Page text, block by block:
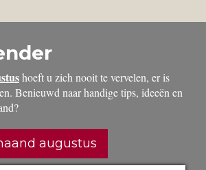
hoeft u zich nooit te vervelen, er is
Benieuwd naar handige tips, ideeën en
augustus